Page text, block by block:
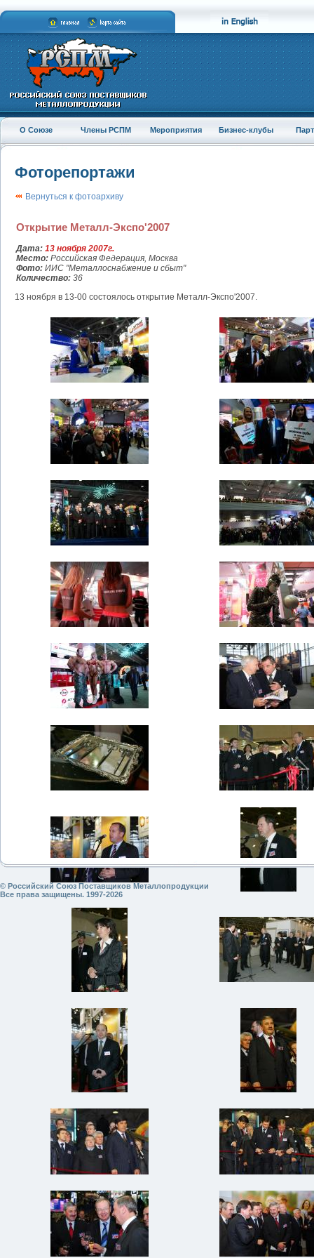
О Союзе Члены РСПМ Мероприятия Бизнес-клубы
Фоторепортажи
Вернуться к фотоархиву
Открытие Металл-Экспо'2007
Дата: 13 ноября 2007г.
Место: Российская Федерация, Москва
Фото: ИИС "Металлоснабжение и сбыт"
Количество: 36
13 ноября в 13-00 состоялось открытие Металл-Экспо'2007.
© Российский Союз Поставщиков Металлопродукции
Все права защищены. 1997-2026